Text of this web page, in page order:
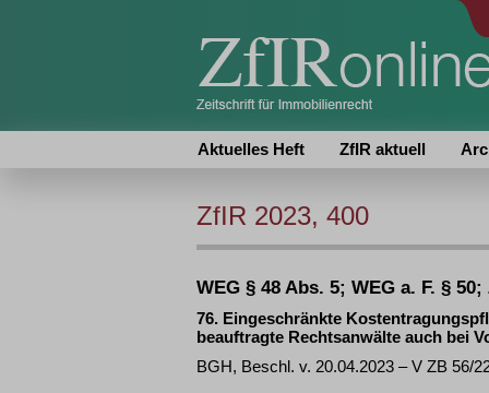
Aktuelles Heft ZfIR aktuell
ZfIR 2023, 400
WEG § 48 Abs. 5; WEG a. F. § 50;
76. Eingeschränkte
beauftragte Rechtsanwälte auch bei
BGH, Beschl. v. 20.04.2023 – V ZB 56/